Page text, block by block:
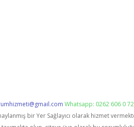
Whatsapp: 0262 606 0
bir Yer Sağlayıcı olarak hizmet